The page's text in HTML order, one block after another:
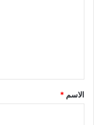
الاسم *